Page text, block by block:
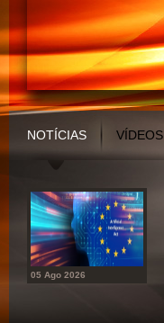
NOTÍCIAS VÍDEOS
05 Ago 2026